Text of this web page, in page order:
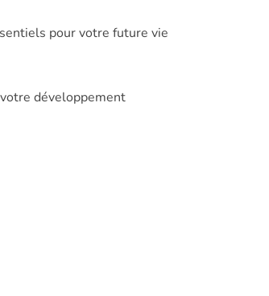
pour votre future vie
développement